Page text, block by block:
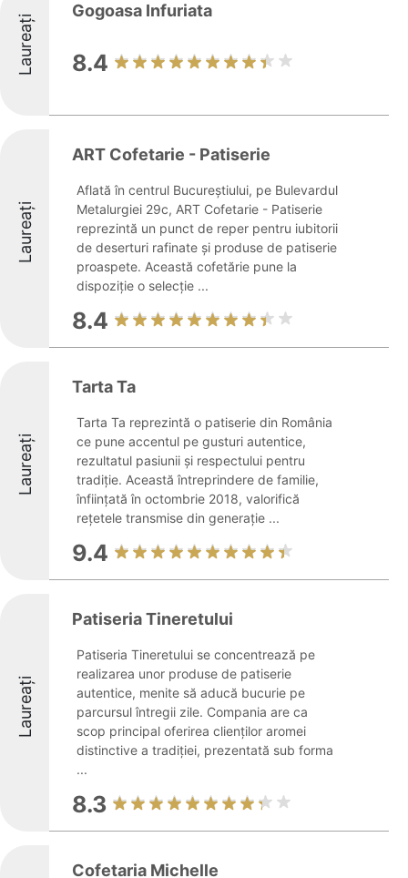
Laureați
Gogoasa Infuriata
8.4
Laureați
ART Cofetarie - Patiserie
Aflată în centrul Bucureștiului, pe Bulevardul
Metalurgiei 29c, ART Cofetarie - Patiserie
reprezintă un punct de reper pentru iubitorii
de deserturi rafinate și produse de patiserie
proaspete. Această cofetărie pune la
dispoziție o selecție ...
8.4
Laureați
Tarta Ta
Tarta Ta reprezintă o patiserie din România
ce pune accentul pe gusturi autentice,
rezultatul pasiunii și respectului pentru
tradiție. Această întreprindere de familie,
înființată în octombrie 2018, valorifică
rețetele transmise din generație ...
9.4
Laureați
Patiseria Tineretului
Patiseria Tineretului se concentrează pe
realizarea unor produse de patiserie
autentice, menite să aducă bucurie pe
parcursul întregii zile. Compania are ca
scop principal oferirea clienților aromei
distinctive a tradiției, prezentată sub forma
...
8.3
Cofetaria Michelle